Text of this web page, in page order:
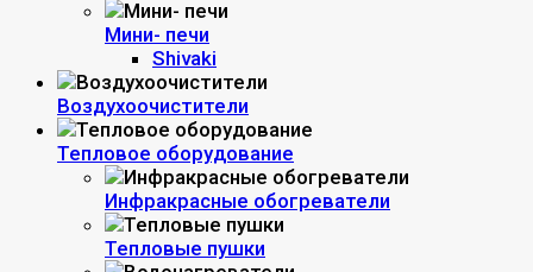
Мини- печи
Shivaki
Воздухоочистители
Тепловое оборудование
Инфракрасные обогреватели
Тепловые пушки